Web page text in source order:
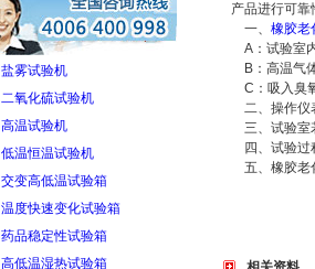
盐雾试验机
二氧化硫试验机
高温试验机
低温恒温试验机
交变高低温试验箱
温度快速变化试验箱
药品稳定性试验箱
高低温湿热试验箱
产品进行可靠
一、 橡胶老
A：试验室
B：高温气
C：吸入臭
二、操作仪
三、试验室
四、试验过
五、橡胶老